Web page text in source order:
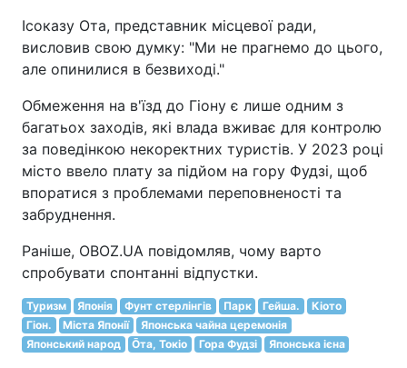
Ісоказу Ота, представник місцевої ради,
висловив свою думку: "Ми не прагнемо до цього,
але опинилися в безвиході."
Обмеження на в'їзд до Гіону є лише одним з
багатьох заходів, які влада вживає для контролю
за поведінкою некоректних туристів. У 2023 році
місто ввело плату за підйом на гору Фудзі, щоб
впоратися з проблемами переповненості та
забруднення.
Раніше, OBOZ.UA повідомляв, чому варто
спробувати спонтанні відпустки.
Туризм Японія Фунт стерлінгів Парк Гейша.
Кіото
Гіон.
Міста Японії
Японська чайна церемонія
Японський народ
Ōта, Токіо Гора Фудзі Японська ієна